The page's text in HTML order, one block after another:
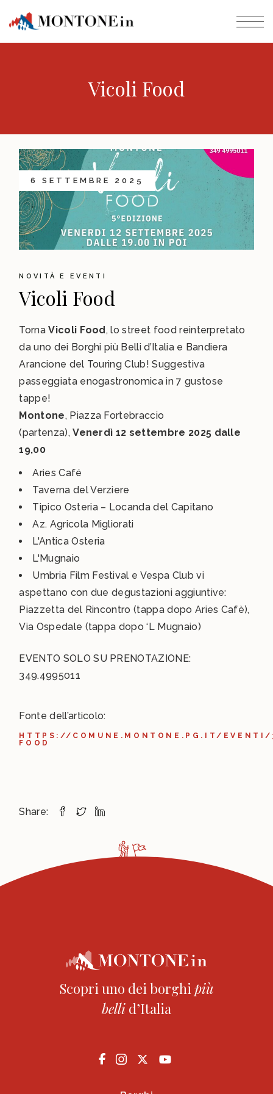
Vicoli Food
6 SETTEMBRE 2025
NOVITÀ E EVENTI
Vicoli Food
TornaVicoli Food, lo street food reinterpretato
da uno dei Borghi più Belli d’Italia e Bandiera
Arancione del Touring Club! Suggestiva
passeggiata enogastronomica in 7 gustose
tappe!
Montone, Piazza Fortebraccio
(partenza),Venerdì 12 settembre 2025 dalle
19,00
Aries Café
Taverna del Verziere
Tipico Osteria – Locanda del Capitano
Az. Agricola Migliorati
L'Antica Osteria
L'Mugnaio
Umbria Film Festival e Vespa Club vi
aspettano con due degustazioni aggiuntive:
Piazzetta del Rincontro (tappa dopo Aries Cafè),
Via Ospedale (tappa dopo ‘L Mugnaio)
EVENTO SOLO SU PRENOTAZIONE:
349.4995011
Fonte dell’articolo:
HTTPS://COMUNE.MONTONE.PG.IT/
FOOD
Share:
Scopri uno dei borghi più
bellid’Italia